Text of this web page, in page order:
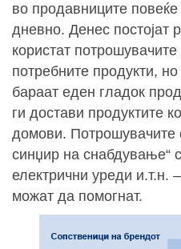
во продавниците
дневно. Денес постојат
користат
потребните продукти,
бараат еден гладок
ги достави продуктите
домови. Потрошувачите
синџир на снабдување“
електрични уреди и.т.н.
можат да помогнат.